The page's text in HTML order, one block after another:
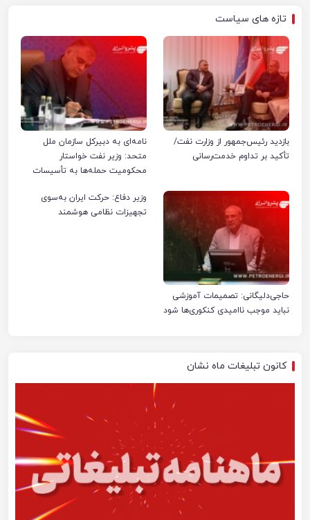
تازه های سیاست
بازدید رئیس‌جمهور از وزارت نفت/
تأکید بر تداوم خدمت‌رسانی
نامه‌ای به دبیرکل سازمان ملل
متحد: وزیر نفت خواستار
محکومیت حمله‌ها به تأسیسات
حاجی‌دلیگانی: تصمیمات آموزشی
نباید موجب ناامیدی کنکوری‌ها شود
وزیر دفاع: حرکت ایران به‌سوی
تجهیزات نظامی هوشمند
کانون تبلیغات ماه نشان